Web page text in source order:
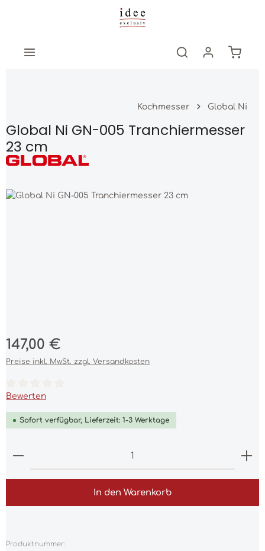
Zum Hauptinhalt springen
Kochmesser Global Ni
Global Ni GN-005 Tranchiermesser
23 cm
Bildergalerie überspringen
Regulärer Preis:
147,00 €
Preise inkl. MwSt. zzgl. Versandkosten
Durchschnittliche Bewertung von 0 von 5 Sternen
Bewerten
Sofort verfügbar, Lieferzeit: 1-3 Werktage
Produkt Anzahl: Gib den gewünschten Wert
In den Warenkorb
Produktnummer: